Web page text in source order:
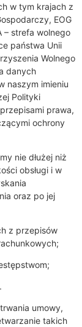
w tym krajach z
EOG
– strefa wolnego
państwa Unii
Wolnego
danych
naszym imieniu
Polityki
prawa,
ochrony
nie dłużej niż
obsługi i w
oraz po jej
z przepisów
umowy,
takich